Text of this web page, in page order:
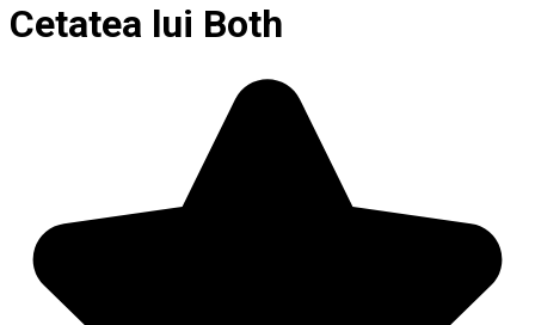
Cetatea lui Both